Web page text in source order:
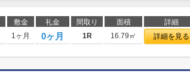
敷金 礼金 間取り 面積 詳細
1ヶ月 0ヶ月 1R 16.79㎡ 詳細を見る